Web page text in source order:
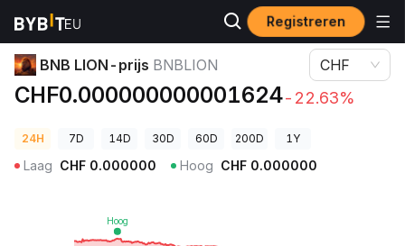
Registreren
Cryptoprijzen BNB LION-prijs BNBLION
BNB LION-prijs BNBLION
CHF0.000000000001624-22.63%
CHF
24H 7D 14D 30D 60D 200D 1Y
Laag CHF 0.000000 Hoog CHF 0.000000